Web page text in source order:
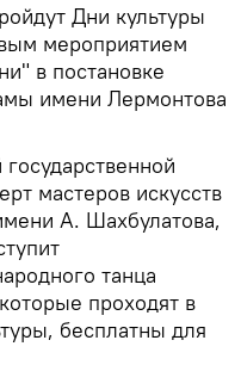
Дни культуры
мероприятием
в постановке
имени Лермонтова
мастеров искусств
А. Шахбулатова,
танца
проходят в
бесплатны для